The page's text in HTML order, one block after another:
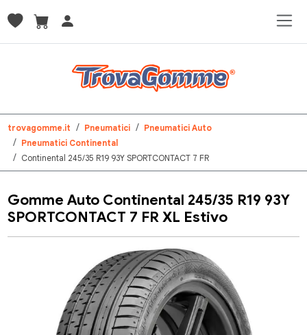
trovagomme.it Pneumatici
Pneumatici Auto
Pneumatici Continental
Continental 245/35 R19 93Y SPORTCONTACT 7 FR
Gomme Auto Continental 245/35 R19 93Y
SPORTCONTACT 7 FR XL Estivo